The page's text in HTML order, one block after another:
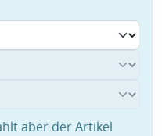
aber der Artikel